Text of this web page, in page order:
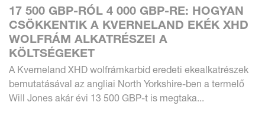
17 500 GBP-RÓL 4 000 GBP-RE: HOGYAN
CSÖKKENTIK A KVERNELAND EKÉK XHD
WOLFRÁM ALKATRÉSZEI A
KÖLTSÉGEKET
A Kverneland XHD wolfrámkarbid eredeti ekealkatrészek
bemutatásával az angliai North Yorkshire-ben a termelő
Will Jones akár évi 13 500 GBP-t is megtaka...